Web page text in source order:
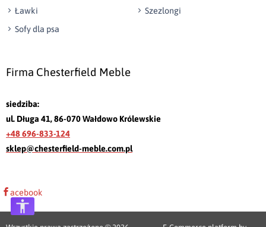
Ławki
Szezlongi
Sofy dla psa
Firma Chesterfield Meble
siedziba:
ul. Długa 41, 86-070 Wałdowo Królewskie
+48 696-833-124
sklep@chesterfield-meble.com.pl
acebook